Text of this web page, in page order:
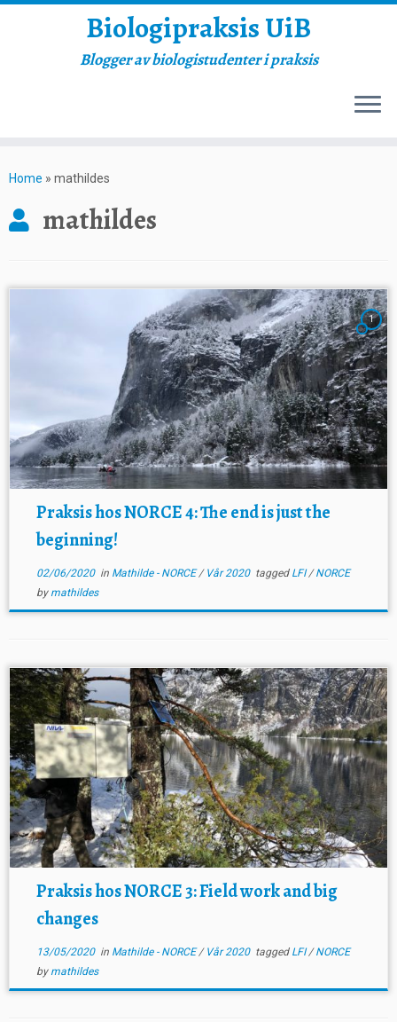
to
Biologipraksis UiB
Blogger av biologistudenter i praksis
Home » mathildes
mathildes
1
Praksis hos NORCE 4: The end is just the
beginning!
02/06/2020in Mathilde - NORCE/ Vår 2020 tagged LFI/NORCE
by mathildes
Praksis hos NORCE 3: Field work and big
changes
13/05/2020in Mathilde - NORCE/ Vår 2020 tagged LFI/NORCE
by mathildes